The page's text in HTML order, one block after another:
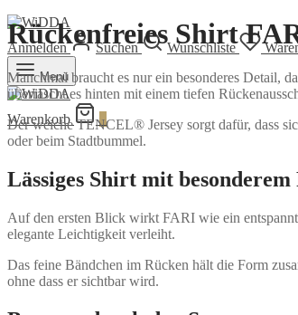
Anmelden Suchen Wunschliste
Menü
Warenkorb 0
Rückenfreies Shirt
Manchmal braucht es nur ein besonderes Detail,
überrascht es hinten mit einem tiefen
Der weiche TENCEL® Jersey sorgt dafür, dass
oder beim Stadtbummel.
Lässiges Shirt mit besonderem
Auf den ersten Blick wirkt FARI wie ein
elegante Leichtigkeit verleiht.
Das feine Bändchen im Rücken hält die Form
ohne dass er sichtbar wird.